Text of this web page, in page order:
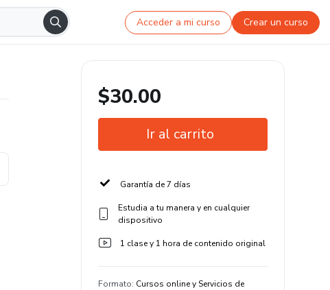
Acceder a mi curso Crear un curso
$30.00
Ir al carrito
Garantía de 7 días
Estudia a tu manera y en cualquier
dispositivo
1 clase y 1 hora de contenido original
Formato: Cursos online y Servicios de